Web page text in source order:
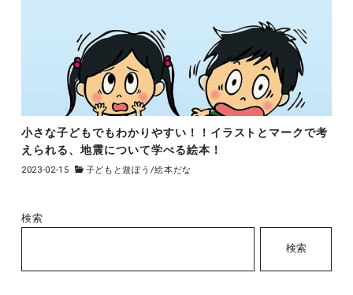
小さな子どもでもわかりやすい！！イラストとマークで考
えられる、地震について学べる絵本！
2023-02-15 子どもと遊ぼう /絵本だな
検索
検索